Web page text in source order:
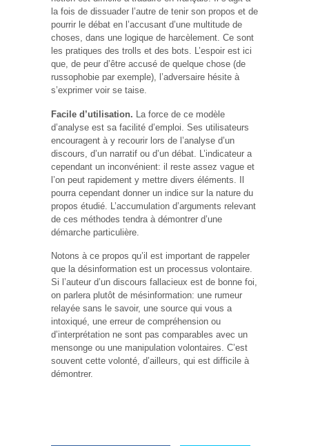
la fois de dissuader l’autre de tenir son propos et de
pourrir le débat en l’accusant d’une multitude de
choses, dans une logique de harcèlement. Ce sont
les pratiques des trolls et des bots. L’espoir est ici
que, de peur d’être accusé de quelque chose (de
russophobie par exemple), l’adversaire hésite à
s’exprimer voir se taise.
Facile d’utilisation. La force de ce modèle
d’analyse est sa facilité d’emploi. Ses utilisateurs
encouragent à y recourir lors de l’analyse d’un
discours, d’un narratif ou d’un débat. L’indicateur a
cependant un inconvénient: il reste assez vague et
l’on peut rapidement y mettre divers éléments. Il
pourra cependant donner un indice sur la nature du
propos étudié. L’accumulation d’arguments relevant
de ces méthodes tendra à démontrer d’une
démarche particulière.
Notons à ce propos qu’il est important de rappeler
que la désinformation est un processus volontaire.
Si l’auteur d’un discours fallacieux est de bonne foi,
on parlera plutôt de mésinformation: une rumeur
relayée sans le savoir, une source qui vous a
intoxiqué, une erreur de compréhension ou
d’interprétation ne sont pas comparables avec un
mensonge ou une manipulation volontaires. C’est
souvent cette volonté, d’ailleurs, qui est difficile à
démontrer.